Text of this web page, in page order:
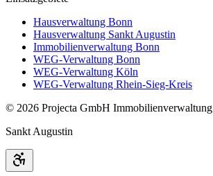
Hausverwaltung Bonn
Hausverwaltung Sankt Augustin
Immobilienverwaltung Bonn
WEG-Verwaltung Bonn
WEG-Verwaltung Köln
WEG-Verwaltung Rhein-Sieg-Kreis
© 2026 Projecta GmbH Immobilienverwaltung
Sankt Augustin